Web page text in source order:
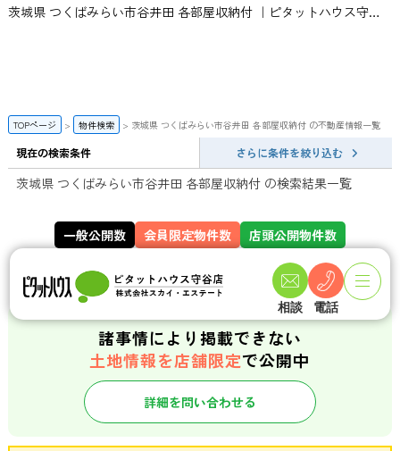
茨城県 つくばみらい市谷井田 各部屋収納付 ｜ピタットハウス守谷店 | スカイ・エステート
相談 電話
TOPページ 物件検索 茨城県 つくばみらい市谷井田 各部屋収納付 の不動産情報一覧
現在の検索条件 さらに条件を絞り込む
茨城県 つくばみらい市谷井田 各部屋収納付 の検索結果一覧
一般公開数
141件
会員限定物件数
358件
店頭公開物件数
諸事情により掲載できない
土地情報を店舗限定で公開中
詳細を問い合わせる